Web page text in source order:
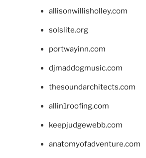
allisonwillisholley.com
solslite.org
portwayinn.com
djmaddogmusic.com
thesoundarchitects.com
allin1roofing.com
keepjudgewebb.com
anatomyofadventure.com